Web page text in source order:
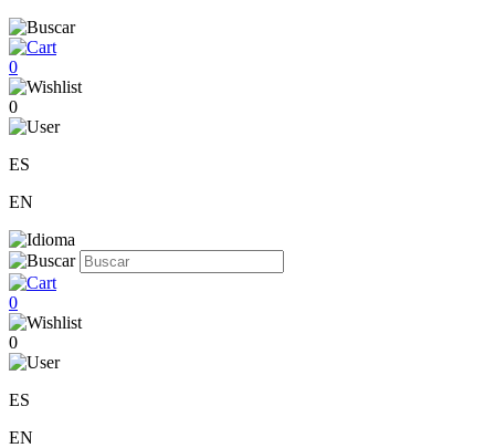
0
0
ES
EN
0
0
ES
EN